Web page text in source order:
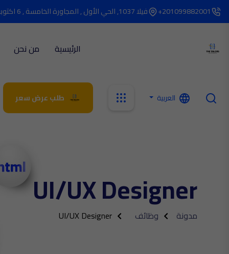
201099882001+ فيلا 1037, الحي الأول , المجاورة الخامسة , 6 اكتوبر
الرئيسية من نحن
العربية طلب عرض سعر
UI/UX Designer
مدونة وظائف UI/UX Designer